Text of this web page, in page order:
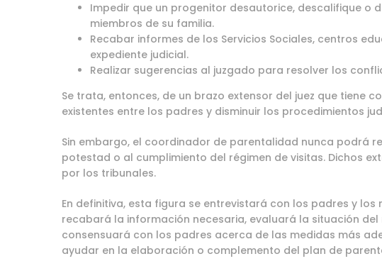
Impedir que un progenitor desautorice, descalifique o
miembros de su familia.
Recabar informes de los Servicios Sociales, centros
expediente judicial.
Realizar sugerencias al juzgado para resolver los
Se trata, entonces, de un brazo extensor del juez que tiene
existentes entre los padres y disminuir los procedimientos
Sin embargo, el coordinador de parentalidad nunca podrá
potestad o al cumplimiento del régimen de visitas. Dichos
por los tribunales.
En definitiva, esta figura se entrevistará con los padres y
recabará la información necesaria, evaluará la situación
consensuará con los padres acerca de las medidas más
ayudar en la elaboración o complemento del plan de